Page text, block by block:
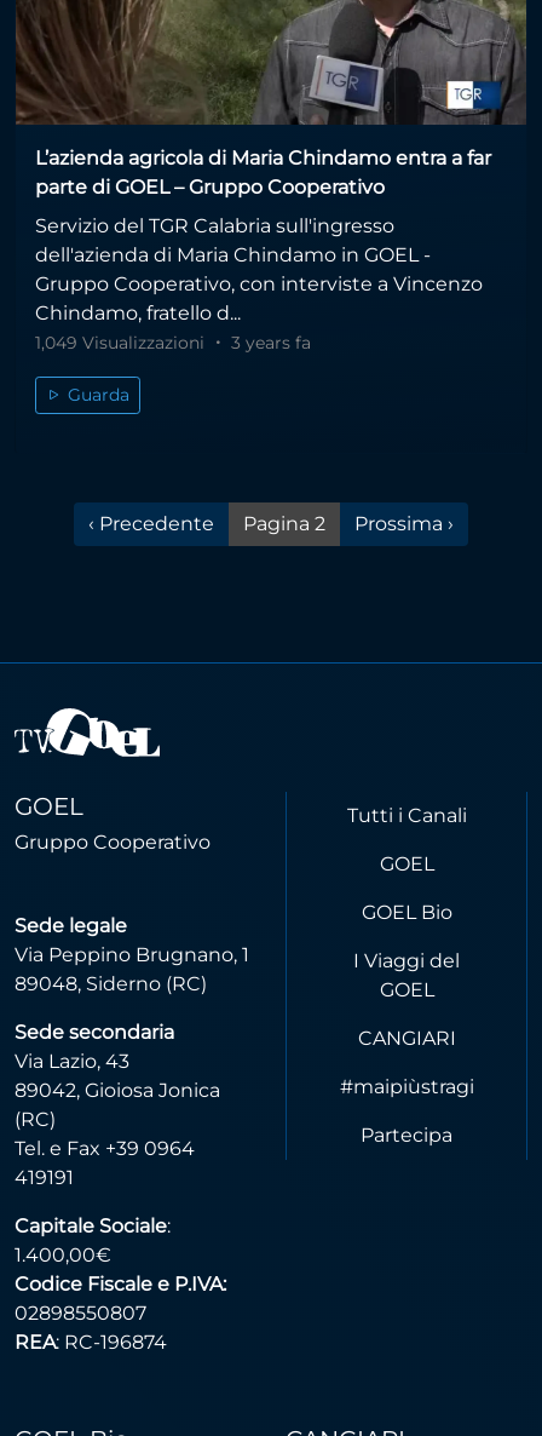
L’azienda agricola di Maria Chindamo entra a far
parte di GOEL – Gruppo Cooperativo
Servizio del TGR Calabria sull'ingresso
dell'azienda di Maria Chindamo in GOEL -
Gruppo Cooperativo, con interviste a Vincenzo
Chindamo, fratello d...
1,049 Visualizzazioni 3 years fa
Guarda
Pagina precedente
‹ Precedente Pagina 2 Pagina successiva
Prossima ›
GOEL
Gruppo Cooperativo
Sede legale
Via Peppino Brugnano, 1
89048, Siderno (RC)
Sede secondaria
Via Lazio, 43
89042, Gioiosa Jonica
(RC)
Tel. e Fax +39 0964
419191
Capitale Sociale:
1.400,00€
Codice Fiscale e P.IVA:
02898550807
REA: RC-196874
Tutti i Canali
GOEL
GOEL Bio
I Viaggi del
GOEL
CANGIARI
#maipiùstragi
Partecipa